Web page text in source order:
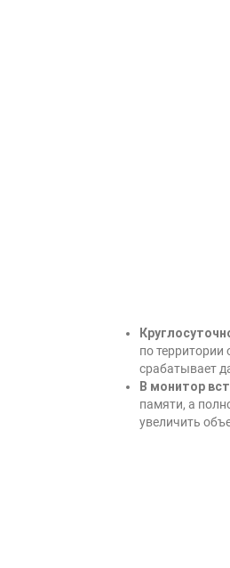
по
срабатывает
В монитор
памяти, а
увеличить